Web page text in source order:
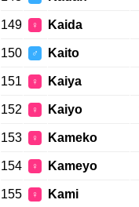
149 ♀ Kaida
150 ♂ Kaito
151 ♀ Kaiya
152 ♀ Kaiyo
153 ♀ Kameko
154 ♀ Kameyo
155 ♀ Kami